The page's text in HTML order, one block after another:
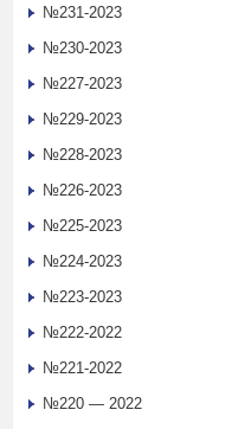
№231-2023
№230-2023
№227-2023
№229-2023
№228-2023
№226-2023
№225-2023
№224-2023
№223-2023
№222-2022
№221-2022
№220 — 2022